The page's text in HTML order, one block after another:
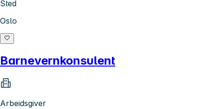
Sted
Oslo
Barnevernkonsulent
Arbeidsgiver